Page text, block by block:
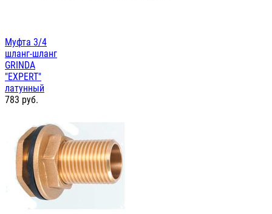
Муфта 3/4
шланг-шланг
GRINDA
"EXPERT"
латунный
783 руб.